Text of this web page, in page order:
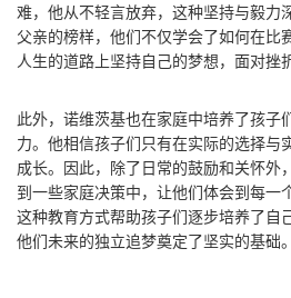
难，他从不轻言放弃，这种坚持与毅力
父亲的榜样，他们不仅学会了如何在比
人生的道路上坚持自己的梦想，面对挫
此外，诺维茨基也在家庭中培养了孩子
力。他相信孩子们只有在实际的选择与
成长。因此，除了日常的鼓励和关怀外
到一些家庭决策中，让他们体会到每一
这种教育方式帮助孩子们逐步培养了自
他们未来的独立追梦奠定了坚实的基础。